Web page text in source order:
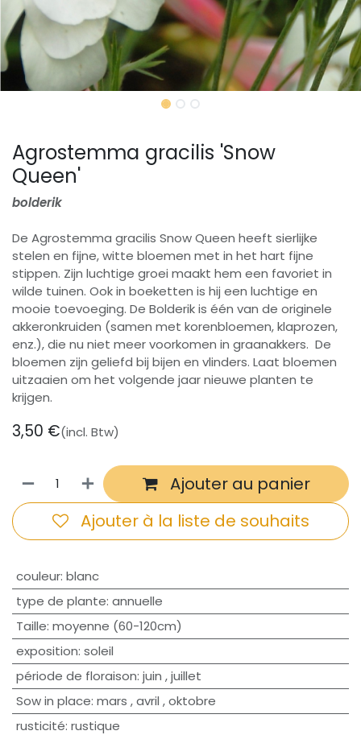
Agrostemma gracilis 'Snow
Queen'
bolderik
De Agrostemma gracilis Snow Queen heeft sierlijke
stelen en fijne, witte bloemen met in het hart fijne
stippen. Zijn luchtige groei maakt hem een favoriet in
wilde tuinen. Ook in boeketten is hij een luchtige en
mooie toevoeging. De Bolderik is één van de originele
akkeronkruiden (samen met korenbloemen, klaprozen,
enz.), die nu niet meer voorkomen in graanakkers. De
bloemen zijn geliefd bij bijen en vlinders. Laat bloemen
uitzaaien om het volgende jaar nieuwe planten te
krijgen.
3,50 €(incl. Btw)
Ajouter au panier
Ajouter à la liste de souhaits
couleur: blanc
type de plante: annuelle
Taille: moyenne (60-120cm)
exposition: soleil
période de floraison: juin ,juillet
Sow in place: mars ,avril ,oktobre
rusticité: rustique